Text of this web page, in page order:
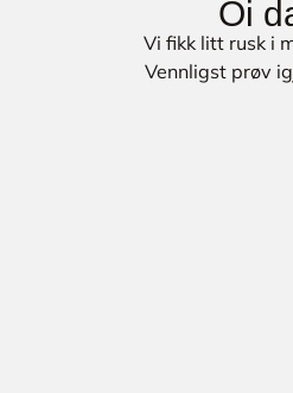
Oi
Vi fikk litt rusk i
Vennligst prøv